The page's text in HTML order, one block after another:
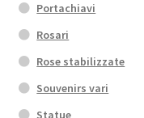
Portachiavi
Rosari
Rose stabilizzate
Souvenirs vari
Statue